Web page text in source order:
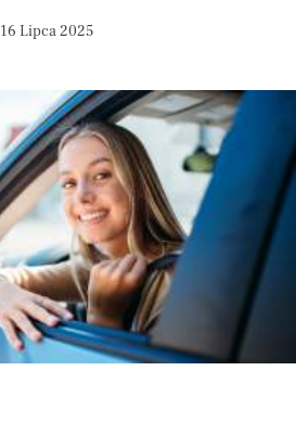
16 Lipca 2025